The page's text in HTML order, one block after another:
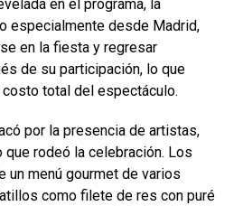
en el programa, la
especialmente desde Madrid,
en la fiesta y regresar
de su participación, lo que
total del espectáculo.
por la presencia de artistas,
que rodeó la celebración. Los
un menú gourmet de varios
como filete de res con puré